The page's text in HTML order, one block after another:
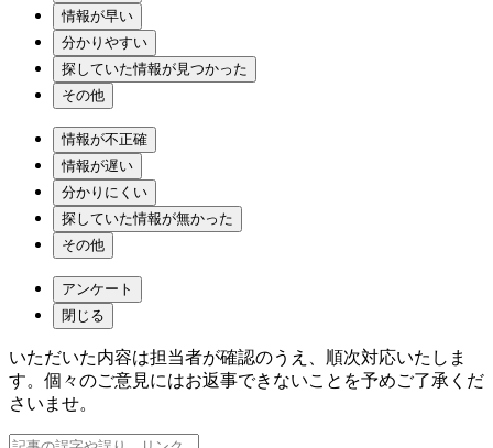
情報が早い
分かりやすい
探していた情報が見つかった
その他
情報が不正確
情報が遅い
分かりにくい
探していた情報が無かった
その他
アンケート
閉じる
いただいた内容は担当者が確認のうえ、順次対応いたしま
す。個々のご意見にはお返事できないことを予めご了承くだ
さいませ。